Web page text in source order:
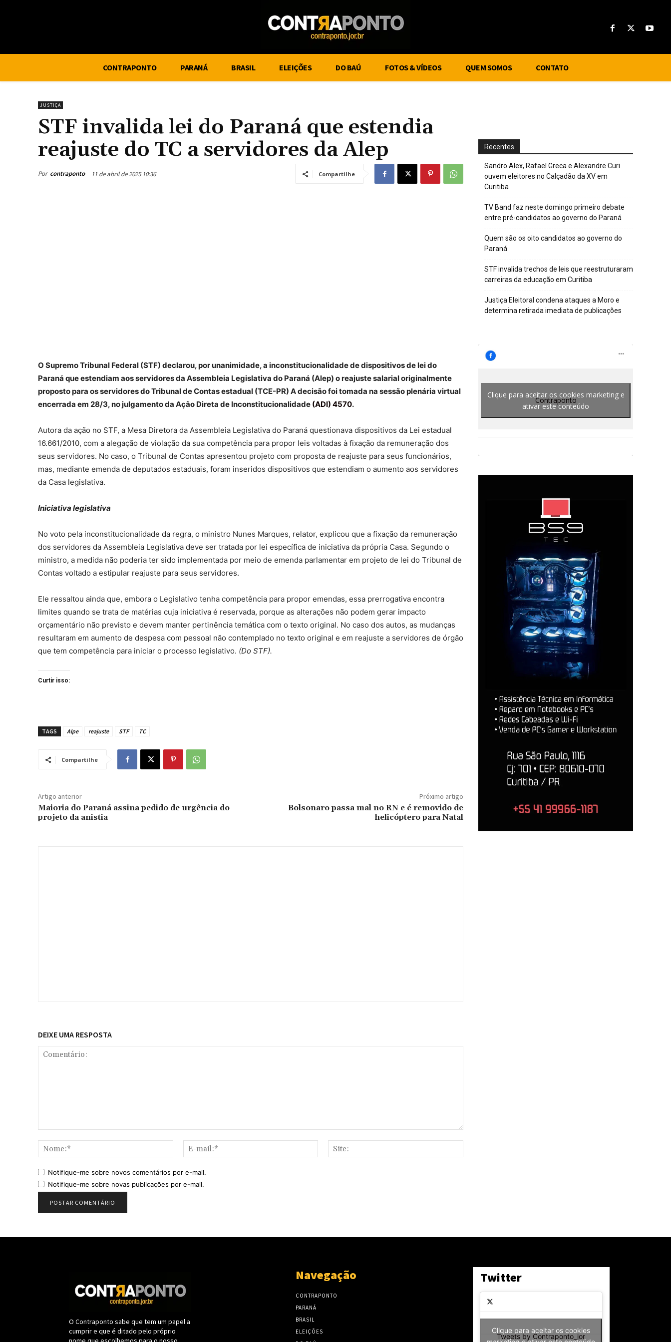
CONTRAPONTO PARANÁ BRASIL ELEIÇÕES DO BAÚ FOTOS & VÍDEOS QUEM SOMOS CONTATO
JUSTIÇA
STF invalida lei do Paraná que estendia
reajuste do TC a servidores da Alep
Por contraponto 11 de abril de 2025 10:36 Compartilhe
O Supremo Tribunal Federal (STF) declarou, por unanimidade, a inconstitucionalidade de dispositivos de lei do
Paraná que estendiam aos servidores da Assembleia Legislativa do Paraná (Alep) o reajuste salarial originalmente
proposto para os servidores do Tribunal de Contas estadual (TCE-PR) A decisão foi tomada na sessão plenária virtual
encerrada em 28/3, no julgamento da Ação Direta de Inconstitucionalidade (ADI) 4570.
Autora da ação no STF, a Mesa Diretora da Assembleia Legislativa do Paraná questionava dispositivos da Lei estadual
16.661/2010, com a alegação de violação da sua competência para propor leis voltadas à fixação da remuneração dos
seus servidores. No caso, o Tribunal de Contas apresentou projeto com proposta de reajuste para seus funcionários,
mas, mediante emenda de deputados estaduais, foram inseridos dispositivos que estendiam o aumento aos servidores
da Casa legislativa.
Iniciativa legislativa
No voto pela inconstitucionalidade da regra, o ministro Nunes Marques, relator, explicou que a fixação da remuneração
dos servidores da Assembleia Legislativa deve ser tratada por lei específica de iniciativa da própria Casa. Segundo o
ministro, a medida não poderia ter sido implementada por meio de emenda parlamentar em projeto de lei do Tribunal de
Contas voltado a estipular reajuste para seus servidores.
Ele ressaltou ainda que, embora o Legislativo tenha competência para propor emendas, essa prerrogativa encontra
limites quando se trata de matérias cuja iniciativa é reservada, porque as alterações não podem gerar impacto
orçamentário não previsto e devem manter pertinência temática com o texto original. No caso dos autos, as mudanças
resultaram em aumento de despesa com pessoal não contemplado no texto original e em reajuste a servidores de órgão
que tem competência para iniciar o processo legislativo. (Do STF).
Curtir isso:
TAGS Alpe reajuste STF TC
Compartilhe
Artigo anterior
Maioria do Paraná assina pedido de urgência do
projeto da anistia
Próximo artigo
Bolsonaro passa mal no RN e é removido de
helicóptero para Natal
DEIXE UMA RESPOSTA
Nome:*
mail:*
Notifique-me sobre novos comentários por e-mail.
Notifique-me sobre novas publicações por e-mail.
Recentes
Sandro Alex, Rafael Greca e Alexandre Curi
ouvem eleitores no Calçadão da XV em
Curitiba
TV Band faz neste domingo primeiro debate
entre pré-candidatos ao governo do Paraná
Quem são os oito candidatos ao governo do
Paraná
STF invalida trechos de leis que reestruturaram
carreiras da educação em Curitiba
Justiça Eleitoral condena ataques a Moro e
determina retirada imediata de publicações
Contraponto
Clique para aceitar os cookies marketing e
ativar este conteúdo
O Contraponto sabe que tem um papel a
cumprir e que é ditado pelo próprio
Navegação
CONTRAPONTO
PARANÁ
BRASIL
ELEIÇÕES
Twitter
Tweets by Contraponto_jor
Clique para aceitar os cookies